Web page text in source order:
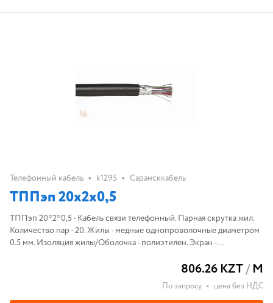
Телефонный кабель • k1295 • Сарансккабель
ТППэп 20х2х0,5
ТППэп 20*2*0,5 - Кабель связи телефонный. Парная скрутка жил.
Количество пар - 20. Жилы - медные однопроволочные диаметром
0.5 мм. Изоляция жилы/Оболочка - полиэтилен. Экран -
806.26 KZT/М
По запросу • цена без НДС